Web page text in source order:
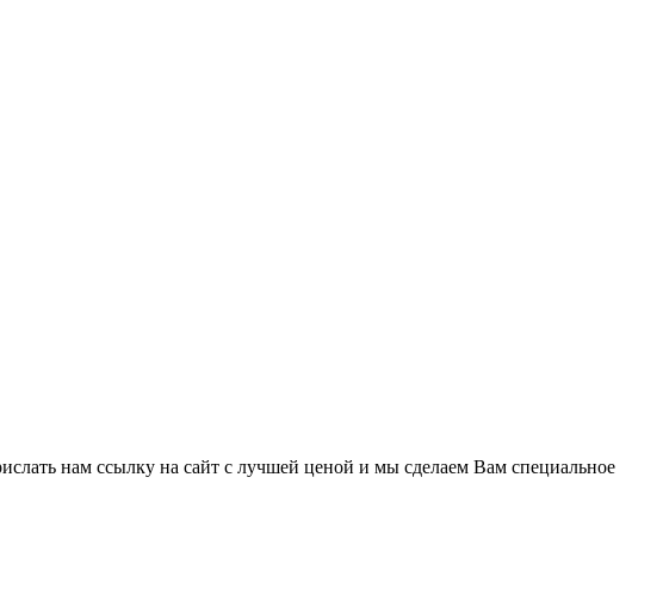
нам ссылку на сайт с лучшей ценой и мы сделаем Вам специальное